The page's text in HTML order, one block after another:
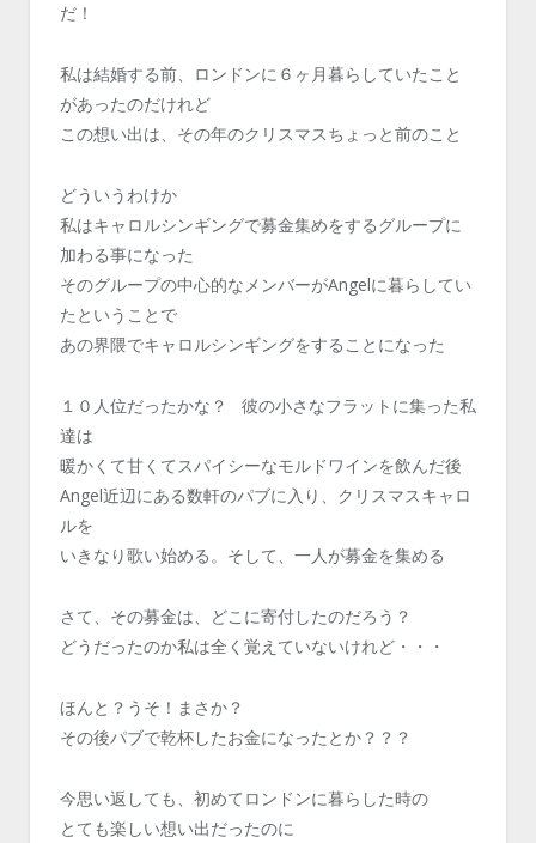
だ！
私は結婚する前、ロンドンに６ヶ月暮らしていたこと
があったのだけれど
この想い出は、その年のクリスマスちょっと前のこと
どういうわけか
私はキャロルシンギングで募金集めをするグループに
加わる事になった
そのグループの中心的なメンバーがAngelに暮らしてい
たということで
あの界隈でキャロルシンギングをすることになった
１０人位だったかな？ 彼の小さなフラットに集った私
達は
暖かくて甘くてスパイシーなモルドワインを飲んだ後
Angel近辺にある数軒のパブに入り、クリスマスキャロ
ルを
いきなり歌い始める。そして、一人が募金を集める
さて、その募金は、どこに寄付したのだろう？
どうだったのか私は全く覚えていないけれど・・・
ほんと？うそ！まさか？
その後パブで乾杯したお金になったとか？？？
今思い返しても、初めてロンドンに暮らした時の
とても楽しい想い出だったのに